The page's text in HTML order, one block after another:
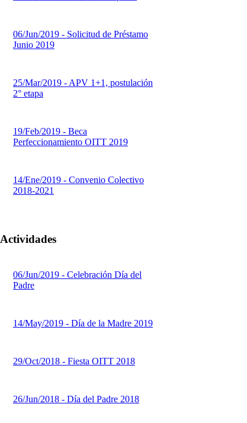
06/Jun/2019 - Solicitud de Préstamo
Junio 2019
25/Mar/2019 - APV 1+1, postulación
2° etapa
19/Feb/2019 - Beca
Perfeccionamiento OITT 2019
14/Ene/2019 - Convenio Colectivo
2018-2021
Actividades
06/Jun/2019 - Celebración Día del
Padre
14/May/2019 - Día de la Madre 2019
29/Oct/2018 - Fiesta OITT 2018
26/Jun/2018 - Día del Padre 2018